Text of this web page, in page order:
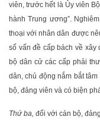
viên, trước hết là Ủy viên
hành Trung ương”.
thoại với nhân dân được
số vấn đề cấp bách về xây
bộ dân cử các cấp phải
dân, chủ động nắm bắt
bộ, đảng viên và có biện
Thứ ba, đối với cán bộ,